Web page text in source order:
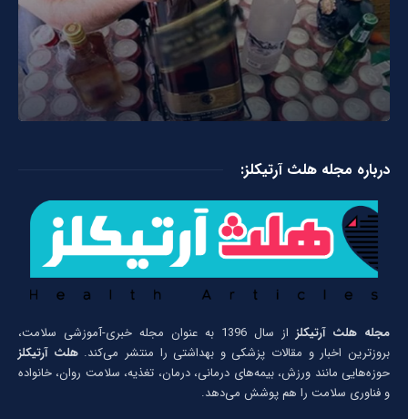
درباره مجله هلث آرتیکلز:
مجله هلث آرتیکلز
از سال 1396 به عنوان مجله خبری-آموزشی سلامت،
بروزترین اخبار و مقالات پزشکی و بهداشتی را منتشر می‌کند.هلث آرتیکلز
حوزه‌هایی مانند ورزش، بیمه‌های درمانی، درمان، تغذیه، سلامت روان، خانواده
و فناوری سلامت را هم پوشش می‌دهد.